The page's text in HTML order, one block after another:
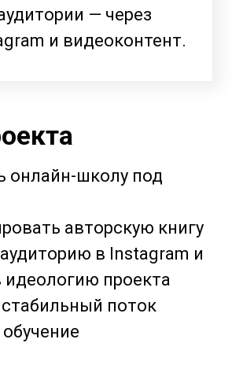
— через
и видеоконтент.
онлайн-школу под
авторскую книгу
в Instagram и
идеологию проекта
поток